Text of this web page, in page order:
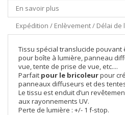
En savoir plus
Expédition / Enlèvement / Délai de
Tissu spécial translucide
pour boîte à lumière, panneau
vue, tente de prise de vue, etc....
Parfait pour le bricoleurpour
panneaux diffuseurs et des
Le tissu est enduit d’un
aux rayonnements UV.
Perte de lumière : +/- 1 f-stop.